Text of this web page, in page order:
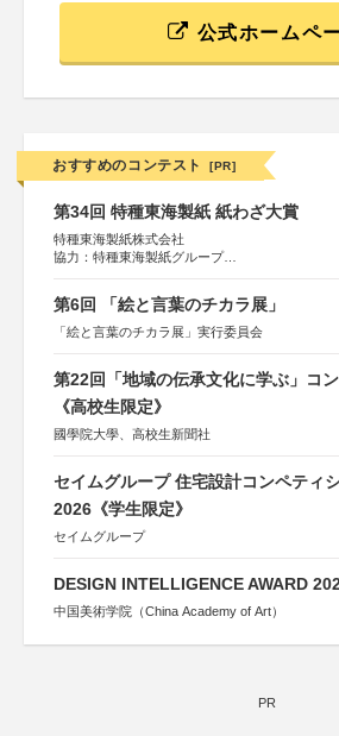
公式ホームペ
おすすめのコンテスト [PR]
第34回 特種東海製紙 紙わざ大賞
特種東海製紙株式会社
協力：特種東海製紙グループ
第6回 「絵と言葉のチカラ展」
「絵と言葉のチカラ展」実行委員会
第22回「地域の伝承文化に学ぶ」コ
《高校生限定》
國學院大學、高校生新聞社
セイムグループ 住宅設計コンペティ
2026《学生限定》
セイムグループ
DESIGN INTELLIGENCE AWARD
中国美術学院（China Academy of Art）
PR